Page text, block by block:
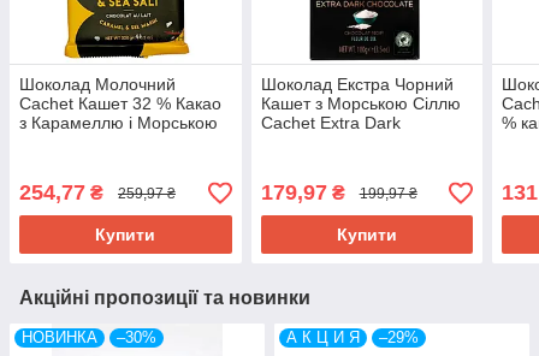
Шоколад Молочний
Cachet Кашет 32 % Какао
з Карамеллю і Морською
254,77 ₴ 259,97 ₴
Купити
Шоколад Екстра Чорний
Кашет з Морською Сіллю
Cachet Extra Dark
179,97₴ 199,97 ₴
Купити
%
Акційні пропозиції та новинки
НОВИНКА –30% А К Ц И Я –29%